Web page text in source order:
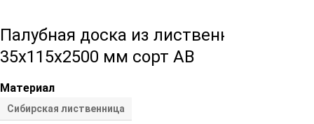
Палубная доска из лиственницы
35х115х2500 мм сорт АВ
Материал
Сибирская лиственница